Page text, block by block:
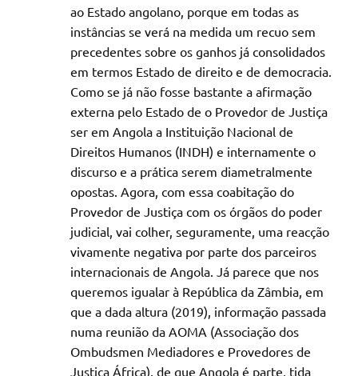
ao Estado angolano, porque em todas as
instâncias se verá na medida um recuo sem
precedentes sobre os ganhos já consolidados
em termos Estado de direito e de democracia.
Como se já não fosse bastante a afirmação
externa pelo Estado de o Provedor de Justiça
ser em Angola a Instituição Nacional de
Direitos Humanos (INDH) e internamente o
discurso e a prática serem diametralmente
opostas. Agora, com essa coabitação do
Provedor de Justiça com os órgãos do poder
judicial, vai colher, seguramente, uma reacção
vivamente negativa por parte dos parceiros
internacionais de Angola. Já parece que nos
queremos igualar à República da Zâmbia, em
que a dada altura (2019), informação passada
numa reunião da AOMA (Associação dos
Ombudsmen Mediadores e Provedores de
Justiça África), de que Angola é parte, tida